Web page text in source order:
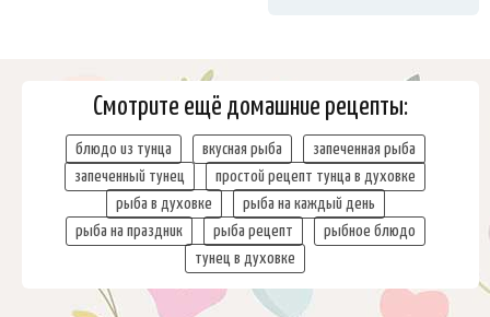
Смотрите ещё домашние рецепты:
блюдо из тунца вкусная рыба
запеченная рыба
запеченный тунец
простой рецепт тунца в духовке
рыба в духовке
рыба на каждый день
рыба на праздник
рыба рецепт
рыбное блюдо
тунец в духовке